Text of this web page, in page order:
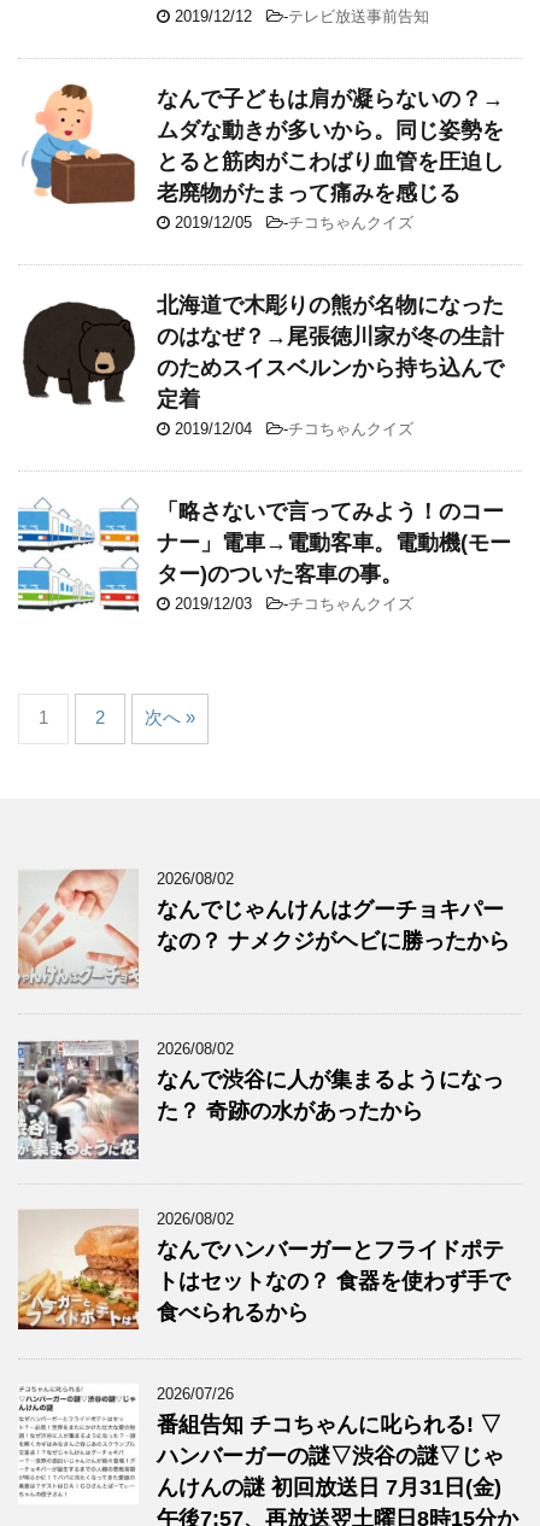
2019/12/12 -テレビ放送事前告知
なんで子どもは肩が凝らないの？→
ムダな動きが多いから。同じ姿勢を
とると筋肉がこわばり血管を圧迫し
老廃物がたまって痛みを感じる
2019/12/05 -チコちゃんクイズ
北海道で木彫りの熊が名物になった
のはなぜ？→尾張徳川家が冬の生計
のためスイスベルンから持ち込んで
定着
2019/12/04 -チコちゃんクイズ
「略さないで言ってみよう！のコー
ナー」電車→電動客車。電動機(モー
ター)のついた客車の事。
2019/12/03 -チコちゃんクイズ
1 2 次へ »
2026/08/02
なんでじゃんけんはグーチョキパー
なの？ ナメクジがヘビに勝ったから
2026/08/02
なんで渋谷に人が集まるようになっ
た？ 奇跡の水があったから
2026/08/02
なんでハンバーガーとフライドポテ
トはセットなの？ 食器を使わず手で
食べられるから
2026/07/26
番組告知 チコちゃんに叱られる! ▽
ハンバーガーの謎▽渋谷の謎▽じゃ
んけんの謎 初回放送日 7月31日(金)
午後7:57、再放送翌土曜日8時15分か